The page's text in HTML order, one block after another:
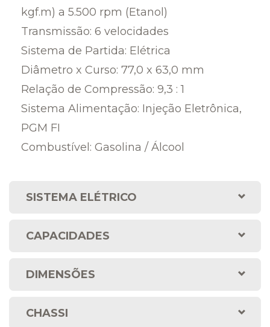
kgf.m) a 5.500 rpm (Etanol)
Transmissão: 6 velocidades
Sistema de Partida: Elétrica
Diâmetro x Curso: 77,0 x 63,0 mm
Relação de Compressão: 9,3 : 1
Sistema Alimentação: Injeção Eletrônica,
PGM FI
Combustível: Gasolina / Álcool
SISTEMA ELÉTRICO
CAPACIDADES
DIMENSÕES
CHASSI